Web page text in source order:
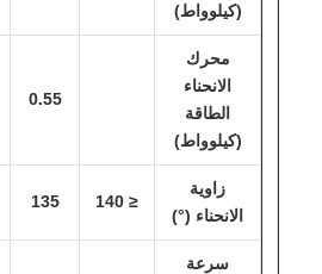
(كيلوواط)
محرك
الانحناء
الطاقة
(كيلوواط)
0.55
زاوية
الانحناء (°)
≤ 140
135
سرعة